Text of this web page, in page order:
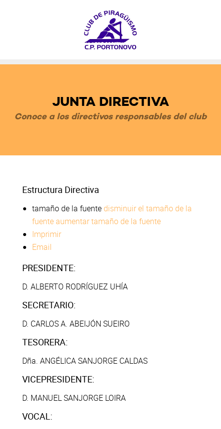
JUNTA DIRECTIVA
Conoce a los directivos responsables del club
Estructura Directiva
tamaño de la fuentedisminuir el tamaño de la
fuenteaumentar tamaño de la fuente
Imprimir
Email
PRESIDENTE:
D. ALBERTO RODRÍGUEZ UHÍA
SECRETARIO:
D. CARLOS A. ABEIJÓN SUEIRO
TESORERA:
Dña. ANGÉLICA SANJORGE CALDAS
VICEPRESIDENTE:
D. MANUEL SANJORGE LOIRA
VOCAL: